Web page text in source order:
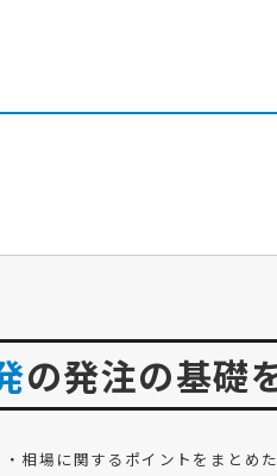
の発注の基礎
相場に関するポイントをまとめ